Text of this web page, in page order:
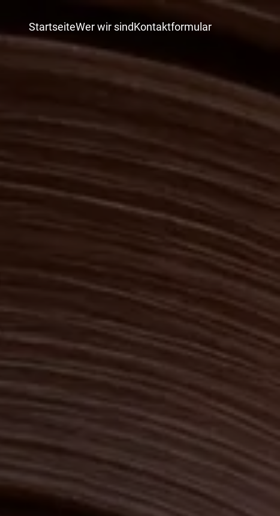
StartseiteWer wir sindKontaktformular